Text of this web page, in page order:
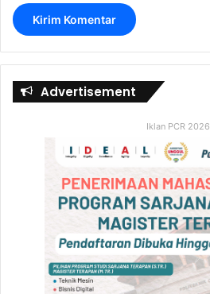
Advertisement
Iklan PCR 2026